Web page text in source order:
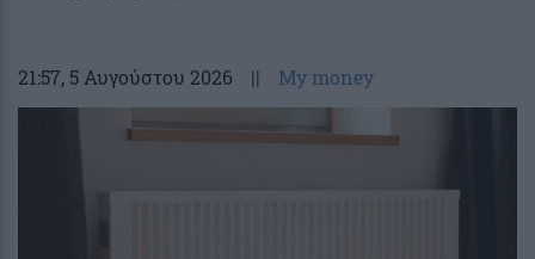
21:57, 5 Αυγούστου 2026 || My money